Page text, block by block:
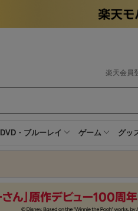
楽天会員
DVD・ブルーレイ ゲーム グッ